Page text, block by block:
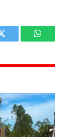
Twitter WhatsApp